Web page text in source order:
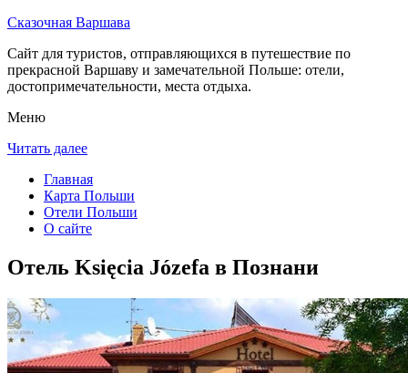
Сказочная Варшава
Сайт для туристов, отправляющихся в путешествие по
прекрасной Варшаву и замечательной Польше: отели,
достопримечательности, места отдыха.
Меню
Читать далее
Главная
Карта Польши
Отели Польши
О сайте
Отель Księcia Józefa в Познани